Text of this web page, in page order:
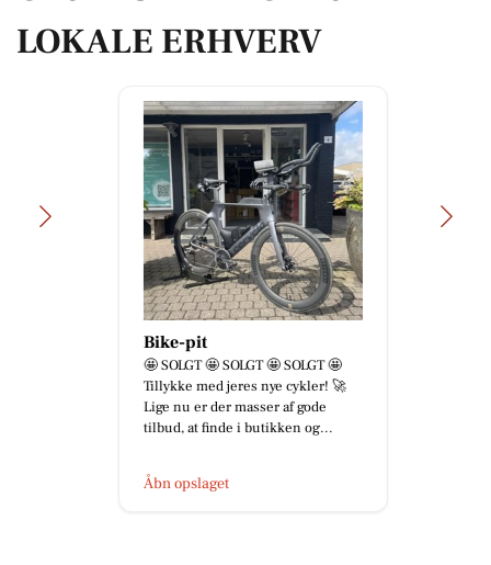
LOKALE ERHVERV
Bike-pit
🤩 SOLGT 🤩 SOLGT 🤩 SOLGT 🤩
Tillykke med jeres nye cykler! 🚀
Lige nu er der masser af gode
tilbud, at finde i butikken og...
Åbn opslaget